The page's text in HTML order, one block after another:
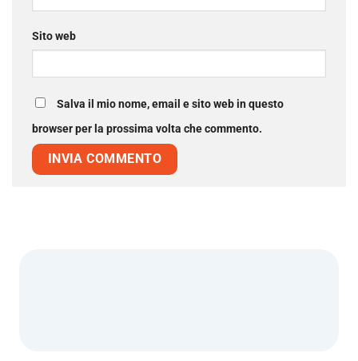
Sito web
Salva il mio nome, email e sito web in questo
browser per la prossima volta che commento.